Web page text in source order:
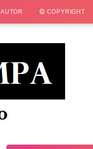
AUTOR COPYRIGHT